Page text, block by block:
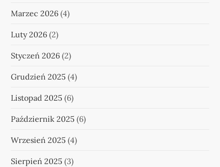
Marzec 2026 (4)
Luty 2026 (2)
Styczeń 2026 (2)
Grudzień 2025 (4)
Listopad 2025 (6)
Październik 2025 (6)
Wrzesień 2025 (4)
Sierpień 2025 (3)